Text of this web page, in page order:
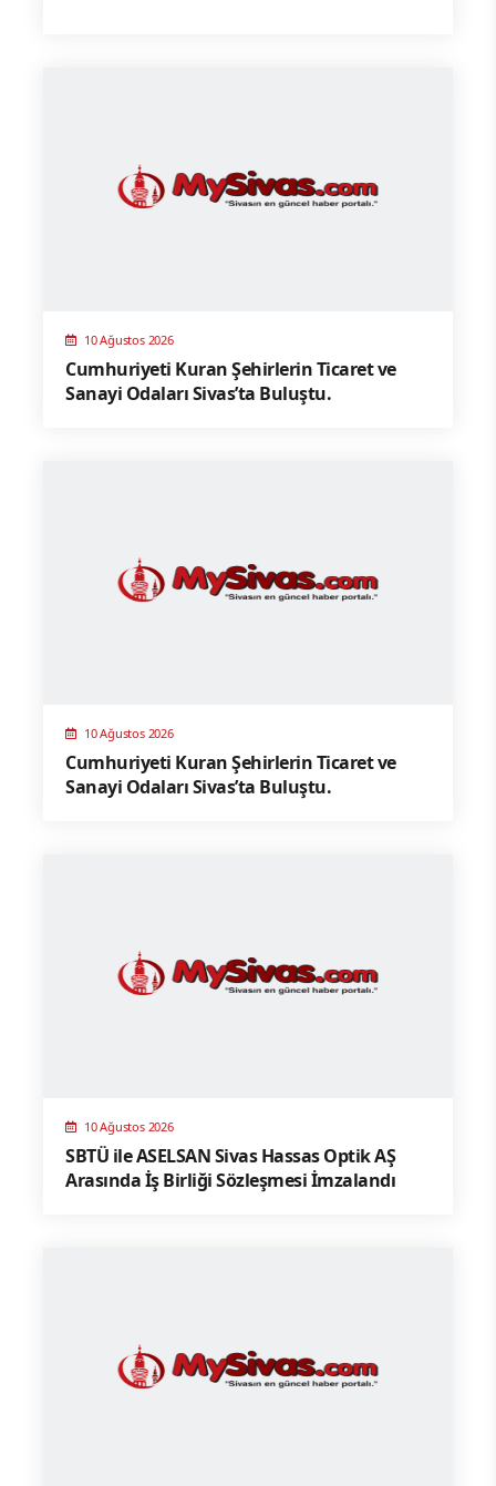
10 Ağustos 2026
Cumhuriyeti Kuran Şehirlerin Ticaret ve
Sanayi Odaları Sivas’ta Buluştu.
10 Ağustos 2026
Cumhuriyeti Kuran Şehirlerin Ticaret ve
Sanayi Odaları Sivas’ta Buluştu.
10 Ağustos 2026
SBTÜ ile ASELSAN Sivas Hassas Optik AŞ
Arasında İş Birliği Sözleşmesi İmzalandı